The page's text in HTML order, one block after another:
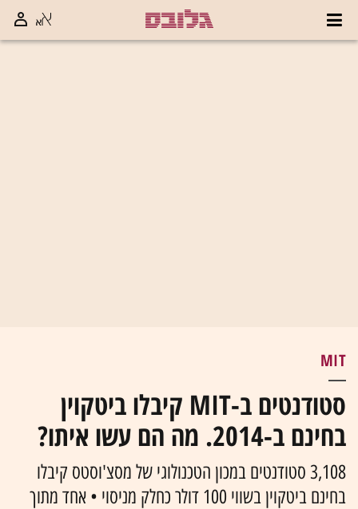
MIT
סטודנטים ב-MIT קיבלו ביטקוין
בחינם ב-2014. מה הם עשו איתו?
3,108 סטודנטים במכון הטכנולוגי של מסצ'וסטס קיבלו
בחינם ביטקוין בשווי 100 דולר כחלק מניסוי • אחד מתוך